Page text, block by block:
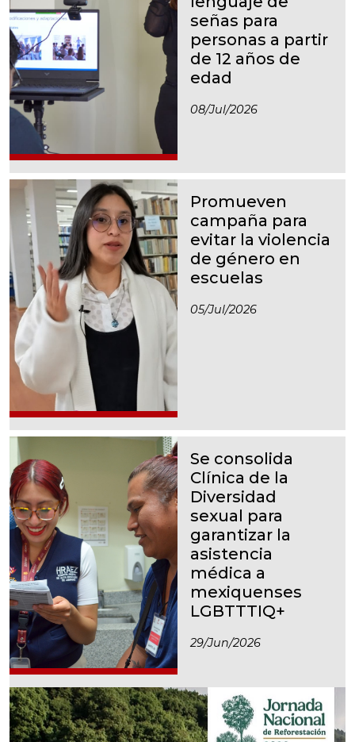
señas para
personas a partir
de 12 años de
edad
08/jul/2026
Promueven
campaña para
evitar la violencia
de género en
escuelas
05/jul/2026
Se consolida
Clínica de la
Diversidad
sexual para
garantizar la
asistencia
médica a
mexiquenses
LGBTTTIQ+
29/jun/2026